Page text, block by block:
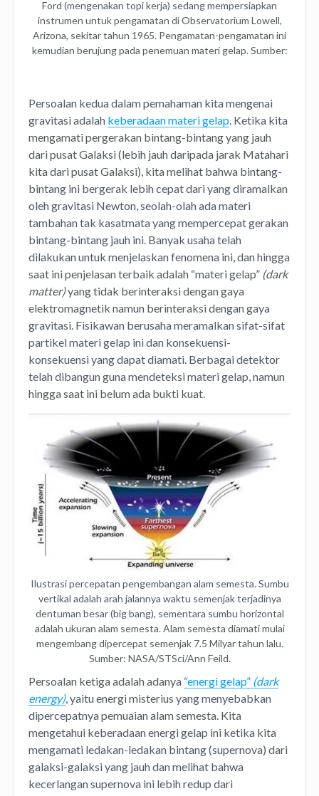
Ford (mengenakan topi kerja) sedang mempersiapkan
instrumen untuk pengamatan di Observatorium Lowell,
Arizona, sekitar tahun 1965. Pengamatan-pengamatan ini
kemudian berujung pada penemuan materi gelap. Sumber:
Persoalan kedua dalam pemahaman kita mengenai
gravitasi adalah keberadaan materi gelap . Ketika kita
mengamati pergerakan bintang-bintang yang jauh
dari pusat Galaksi (lebih jauh daripada jarak Matahari
kita dari pusat Galaksi), kita melihat bahwa bintang-
bintang ini bergerak lebih cepat dari yang diramalkan
oleh gravitasi Newton, seolah-olah ada materi
tambahan tak kasatmata yang mempercepat gerakan
bintang-bintang jauh ini. Banyak usaha telah
dilakukan untuk menjelaskan fenomena ini, dan hingga
saat ini penjelasan terbaik adalah “materi gelap” (dark
matter)yang tidak berinteraksi dengan gaya
elektromagnetik namun berinteraksi dengan gaya
gravitasi. Fisikawan berusaha meramalkan sifat-sifat
partikel materi gelap ini dan konsekuensi-
konsekuensi yang dapat diamati. Berbagai detektor
telah dibangun guna mendeteksi materi gelap, namun
hingga saat ini belum ada bukti kuat.
Ilustrasi percepatan pengembangan alam semesta. Sumbu
vertikal adalah arah jalannya waktu semenjak terjadinya
dentuman besar (big bang), sementara sumbu horizontal
adalah ukuran alam semesta. Alam semesta diamati mulai
mengembang dipercepat semenjak 7.5 Milyar tahun lalu.
Sumber: NASA/STSci/Ann Feild.
Persoalan ketiga adalah adanya “energi gelap” (dark
energy), yaitu energi misterius yang menyebabkan
dipercepatnya pemuaian alam semesta. Kita
mengetahui keberadaan energi gelap ini ketika kita
mengamati ledakan-ledakan bintang (supernova) dari
galaksi-galaksi yang jauh dan melihat bahwa
kecerlangan supernova ini lebih redup dari